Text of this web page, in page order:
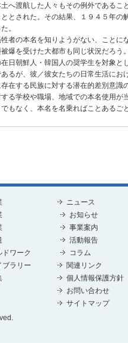
へ渡航した人々もその例外である
とされた。その結果、１９４５年
。
者の本名を知りようがない、こと
爆を受けた大都市も同じ状況だろう
日朝鮮人・韓国人の奨学生を対象
るが、彼／彼女たちの日常生活に
在する民族に対する潜在的差別意識
る学校や職場、地域での本名使用
もなく、本名を名乗ればことある
ドワーク
ブラリー
ニュース
お知らせ
事業案内
活動報告
コラム
関連リンク
個人情報保護方針
お問い合わせ
サイトマップ